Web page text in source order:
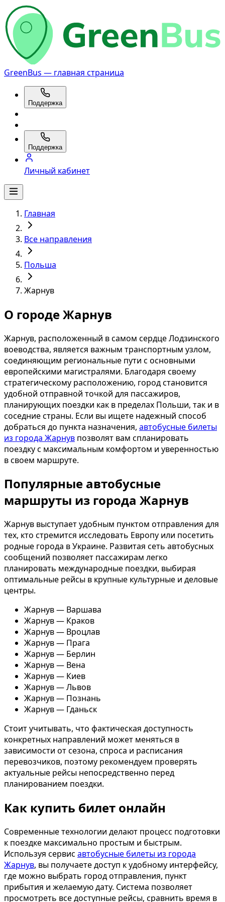
GreenBus — главная страница
Поддержка
Поддержка
Личный кабинет
Главная
Все направления
Польша
Жарнув
О городе Жарнув
Жарнув, расположенный в самом сердце Лодзинского
воеводства, является важным транспортным узлом,
соединяющим региональные пути с основными
европейскими магистралями. Благодаря своему
стратегическому расположению, город становится
удобной отправной точкой для пассажиров,
планирующих поездки как в пределах Польши, так и в
соседние страны. Если вы ищете надежный способ
добраться до пункта назначения, автобусные билеты
из города Жарнув позволят вам спланировать
поездку с максимальным комфортом и уверенностью
в своем маршруте.
Популярные автобусные
маршруты из города Жарнув
Жарнув выступает удобным пунктом отправления для
тех, кто стремится исследовать Европу или посетить
родные города в Украине. Развитая сеть автобусных
сообщений позволяет пассажирам легко
планировать международные поездки, выбирая
оптимальные рейсы в крупные культурные и деловые
центры.
Жарнув — Варшава
Жарнув — Краков
Жарнув — Вроцлав
Жарнув — Прага
Жарнув — Берлин
Жарнув — Вена
Жарнув — Киев
Жарнув — Львов
Жарнув — Познань
Жарнув — Гданьск
Стоит учитывать, что фактическая доступность
конкретных направлений может меняться в
зависимости от сезона, спроса и расписания
перевозчиков, поэтому рекомендуем проверять
актуальные рейсы непосредственно перед
планированием поездки.
Как купить билет онлайн
Современные технологии делают процесс подготовки
к поездке максимально простым и быстрым.
Используя сервис автобусные билеты из города
Жарнув, вы получаете доступ к удобному интерфейсу,
где можно выбрать город отправления, пункт
прибытия и желаемую дату. Система позволяет
просмотреть все доступные рейсы, сравнить время в